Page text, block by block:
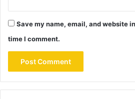
Save my name, email, and website
time I comment.